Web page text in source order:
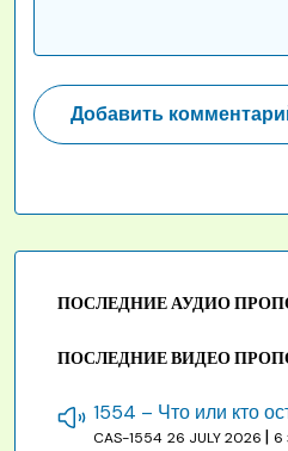
ПОСЛЕДНИЕ АУДИО
ПОСЛЕДНИЕ ВИДЕО
CAS-1554 26 JULY 2026 | 6